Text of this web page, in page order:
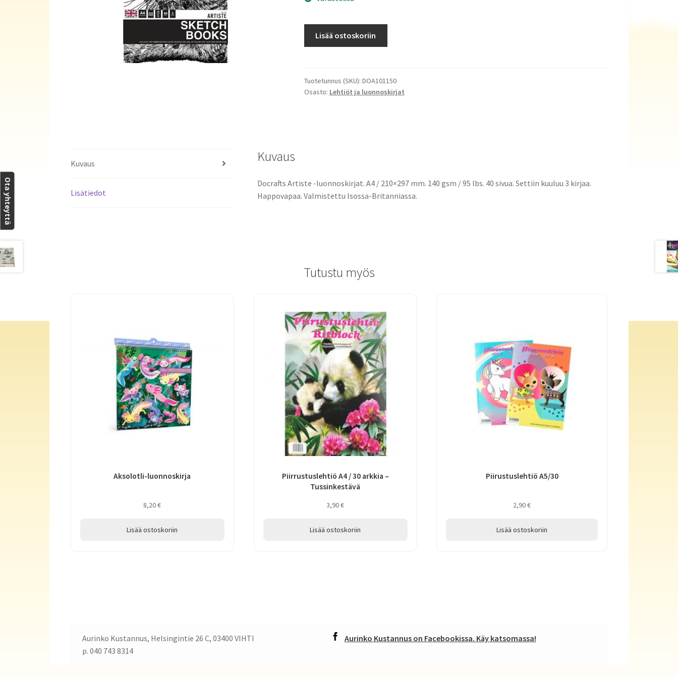
kpl
Tiikeri
Lisää ostoskoriin
Tuotetunnus (SKU): DOA101150
Osasto: Lehtiöt ja luonnoskirjat
Kuvaus
Lisätiedot
Kuvaus
Docrafts Artiste -luonnoskirjat. A4 / 210×297 mm. 140 gsm / 95 lbs. 40 sivua. Settiin kuuluu 3 kirjaa.
Happovapaa. Valmistettu Isossa-Britanniassa.
Tutustu myös
Aksolotli-luonnoskirja
8,20€
Lisää ostoskoriin
Piirrustuslehtiö A4 / 30 arkkia –
Tussinkestävä
3,90€
Lisää ostoskoriin
Piirustuslehtiö A5/30
2,90€
Lisää ostoskoriin
Aurinko Kustannus, Helsingintie 26 C, 03400 VIHTI
p. 040 743 8314
Aurinko Kustannus on Facebookissa. Käy katsomassa!
Ota yhteyttä